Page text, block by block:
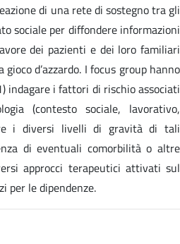
di una rete di sostegno tra gli
sociale per diffondere informazioni
dei pazienti e dei loro familiari
d’azzardo. I focus group hanno
indagare i fattori di rischio associati
(contesto sociale, lavorativo,
i diversi livelli di gravità di tali
di eventuali comorbilità o altre
approcci terapeutici attivati sul
per le dipendenze.